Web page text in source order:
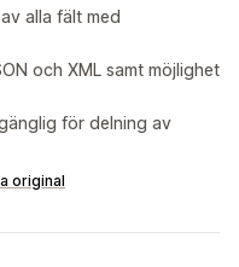
alla fält med
och XML samt möjlighet
för delning av
original